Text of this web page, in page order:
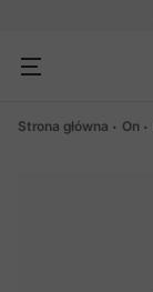
Strona główna On